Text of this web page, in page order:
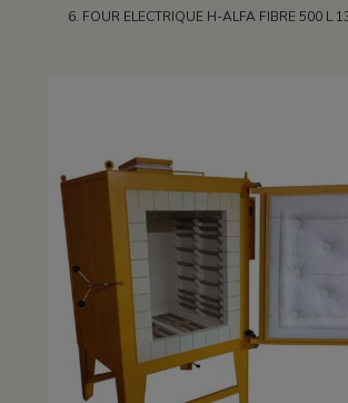
FOUR ELECTRIQUE H-ALFA FIBRE 500 L